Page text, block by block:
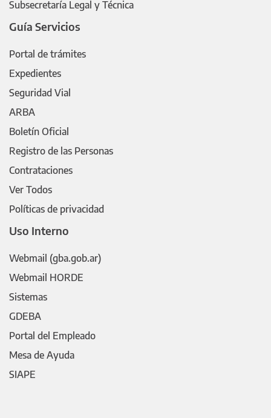
Subsecretaría Legal y Técnica
Guía Servicios
Portal de trámites
Expedientes
Seguridad Vial
ARBA
Boletín Oficial
Registro de las Personas
Contrataciones
Ver Todos
Políticas de privacidad
Uso Interno
Webmail (gba.gob.ar)
Webmail HORDE
Sistemas
GDEBA
Portal del Empleado
Mesa de Ayuda
SIAPE